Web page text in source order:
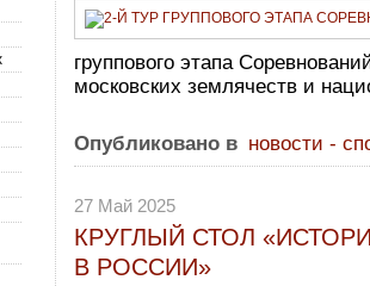
группового этапа
московских землячеств и
Опубликовано в новости -
27 Май 2025
КРУГЛЫЙ СТОЛ
В РОССИИ»